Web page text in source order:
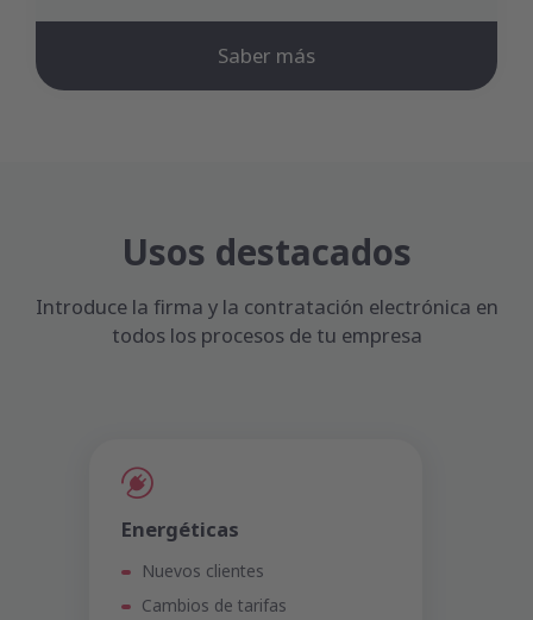
Saber más
Usos destacados
Introduce la firma y la contratación electrónica en
todos los procesos de tu empresa
Energéticas
Nuevos clientes
Cambios de tarifas